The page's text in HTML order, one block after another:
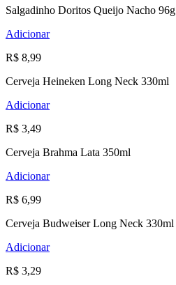
Salgadinho Doritos Queijo Nacho 96g
Adicionar
R$ 8,99
Cerveja Heineken Long Neck 330ml
Adicionar
R$ 3,49
Cerveja Brahma Lata 350ml
Adicionar
R$ 6,99
Cerveja Budweiser Long Neck 330ml
Adicionar
R$ 3,29